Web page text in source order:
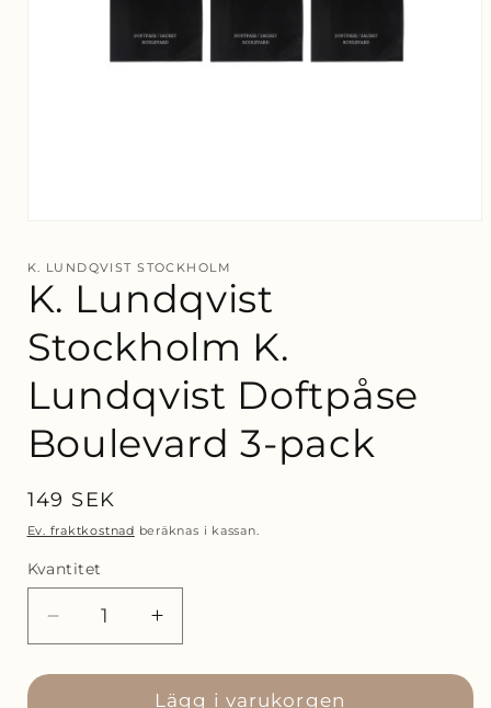
1
i
modalfönster
K. LUNDQVIST STOCKHOLM
K. Lundqvist
Stockholm K.
Lundqvist Doftpåse
Boulevard 3-pack
Ordinarie
pris
149 SEK
Ev. fraktkostnad beräknas i kassan.
Kvantitet
Minska
kvantitet
för
Öka
kvantitet
för
K.
Lägg i varukorgen